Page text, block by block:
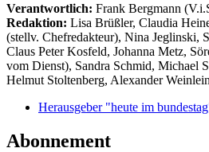
Verantwortlich: Frank Bergmann
Redaktion: Lisa Brüßler, Claudia
(stellv. Chefredakteur), Nina Jeglinski,
Claus Peter Kosfeld, Johanna Metz,
vom Dienst), Sandra Schmid, Michael
Helmut Stoltenberg, Alexander Weinlein
Herausgeber "heute im
Abonnement